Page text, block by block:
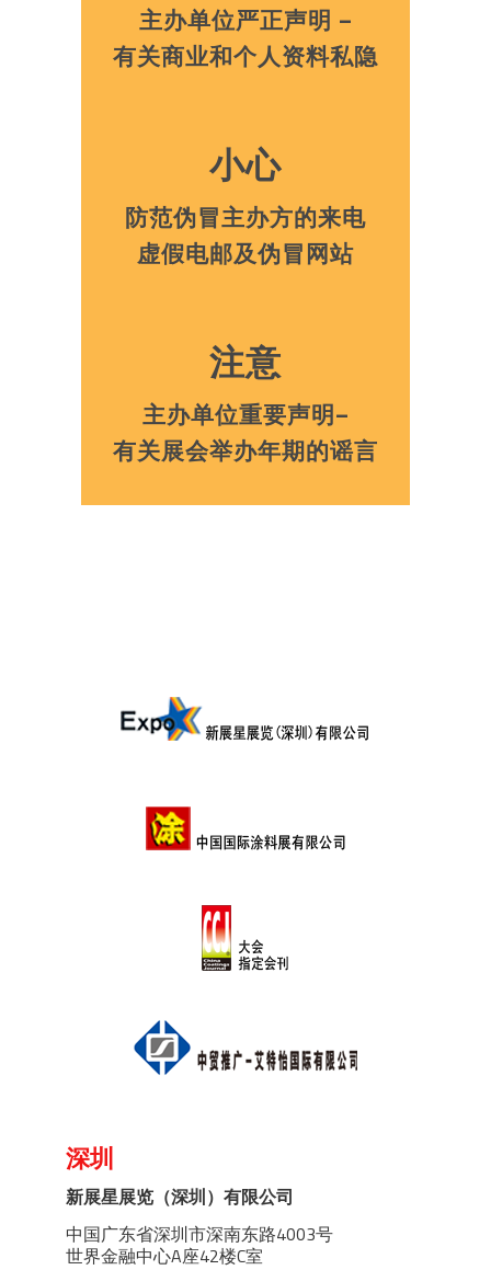
主办单位严正声明 –
有关商业和个人资料私隐
小心
防范伪冒主办方的来电
虚假电邮及伪冒网站
注意
主办单位重要声明–
有关展会举办年期的谣言
深圳
新展星展览（深圳）有限公司
中国广东省深圳市深南东路4003号
世界金融中心A座42楼C室